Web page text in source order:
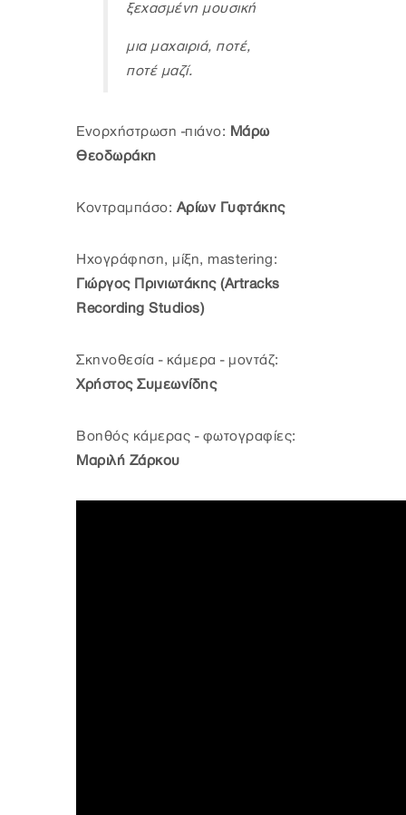
ξεχασμένη μουσική
μια μαχαιριά, ποτέ,
ποτέ μαζί.
Ενορχήστρωση -πιάνο: Μάρω
Θεοδωράκη
Κοντραμπάσο: Αρίων Γυφτάκης
Ηχογράφηση, μίξη, mastering:
Γιώργος Πρινιωτάκης (Artracks
Recording Studios)
Σκηνοθεσία - κάμερα - μοντάζ:
Χρήστος Συμεωνίδης
Βοηθός κάμερας - φωτογραφίες:
Μαριλή Ζάρκου